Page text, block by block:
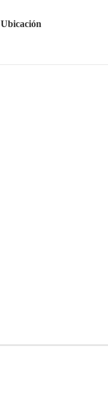
Ubicación